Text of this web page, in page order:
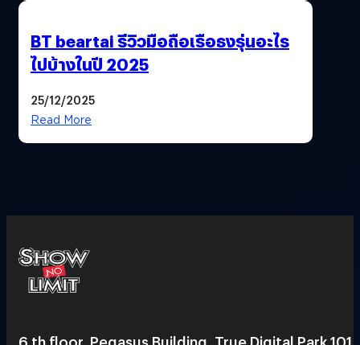
BT beartai รีวิวมือถือเรือธงรุ่นอะไร
ไปบ้างในปี 2025
25/12/2025
Read More